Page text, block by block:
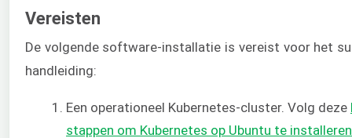
Vereisten
De volgende software-installatie is vereist voor het
handleiding:
Een operationeel Kubernetes-cluster. Volg deze
stappen om Kubernetes op Ubuntu te installeren